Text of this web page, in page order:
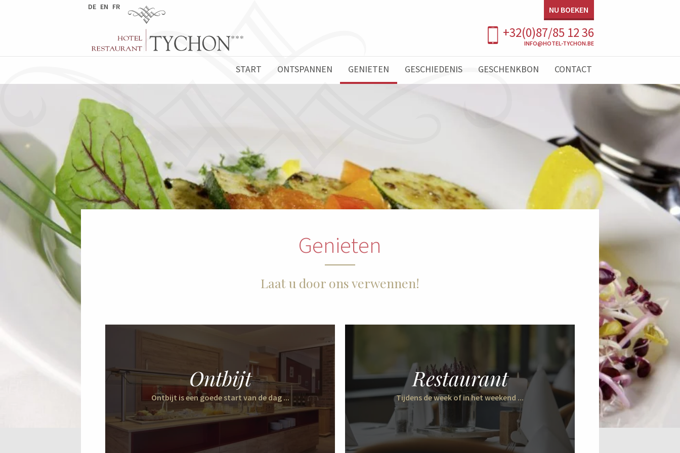
DE EN FR NU BOEKEN
+32(0)87/85 12 36
INFO@HOTEL-TYCHON.BE
START ONTSPANNEN GENIETEN GESCHIEDENIS GESCHENKBON CONTACT
Genieten
Laat u door ons verwennen!
Ontbijt
Ontbijt is een goede start van de dag ...
Restaurant
Tijdens de week of in het weekend ...